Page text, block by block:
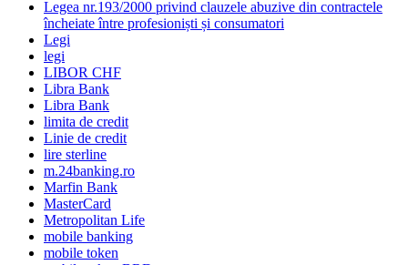
Legea nr.193/2000 privind clauzele abuzive din contractele
încheiate între profesioniști și consumatori
Legi
legi
LIBOR CHF
Libra Bank
Libra Bank
limita de credit
Linie de credit
lire sterline
m.24banking.ro
Marfin Bank
MasterCard
Metropolitan Life
mobile banking
mobile token